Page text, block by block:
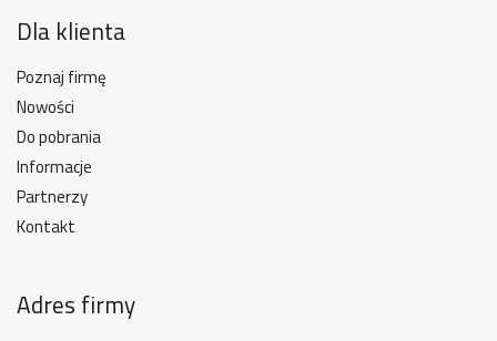
Dla klienta
Poznaj firmę
Nowości
Do pobrania
Informacje
Partnerzy
Kontakt
Adres firmy